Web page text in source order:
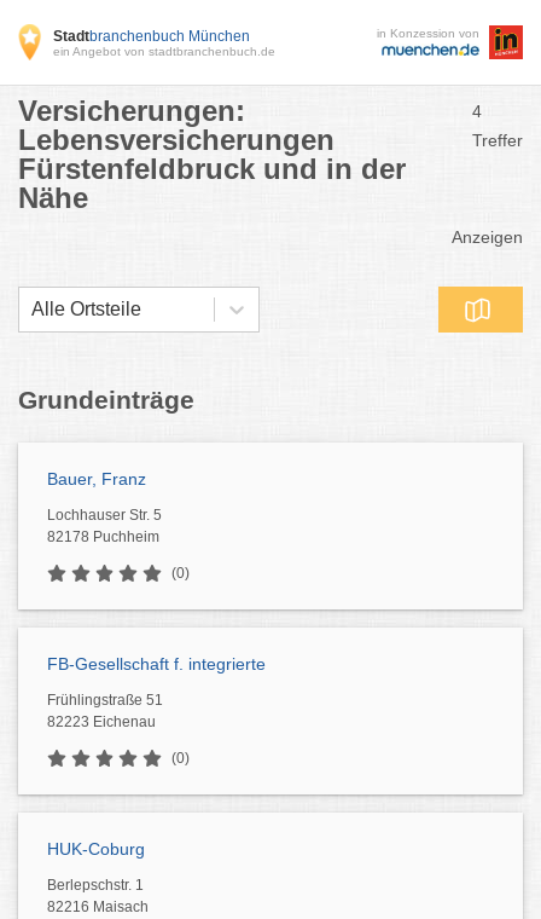
Stadtbranchenbuch München
ein Angebot von stadtbranchenbuch.de
in Konzession von
Versicherungen:
Lebensversicherungen
Fürstenfeldbruck und in der
Nähe
4
Treffer
Anzeigen
Alle Ortsteile
Grundeinträge
Bauer, Franz
Lochhauser Str. 5
82178 Puchheim
(0)
FB-Gesellschaft f. integrierte
Frühlingstraße 51
82223 Eichenau
(0)
HUK-Coburg
Berlepschstr. 1
82216 Maisach